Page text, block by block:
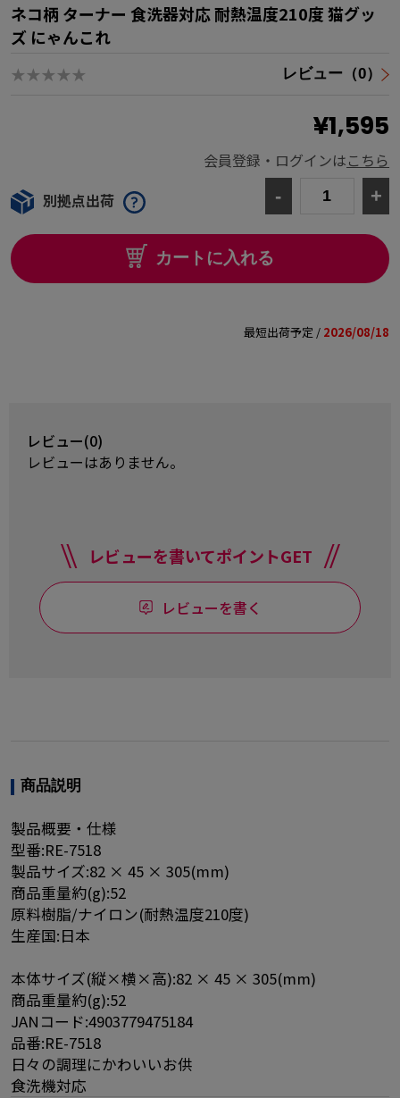
ネコ柄 ターナー 食洗器対応 耐熱温度210度 猫グッ
ズ にゃんこれ
★★★★★ レビュー（0）
¥1,595
別拠点出荷
会員登録・ログインはこちら
- +
カートに入れる
最短出荷予定 / 2026/08/18
レビュー(0)
レビューはありません。
レビューを書いてポイントGET
レビューを書く
商品説明
製品概要・仕様
型番:RE-7518
製品サイズ:82 × 45 × 305(mm)
商品重量約(g):52
原料樹脂/ナイロン(耐熱温度210度)
生産国:日本
本体サイズ(縦×横×高):82 × 45 × 305(mm)
商品重量約(g):52
JANコード:4903779475184
品番:RE-7518
日々の調理にかわいいお供
食洗機対応